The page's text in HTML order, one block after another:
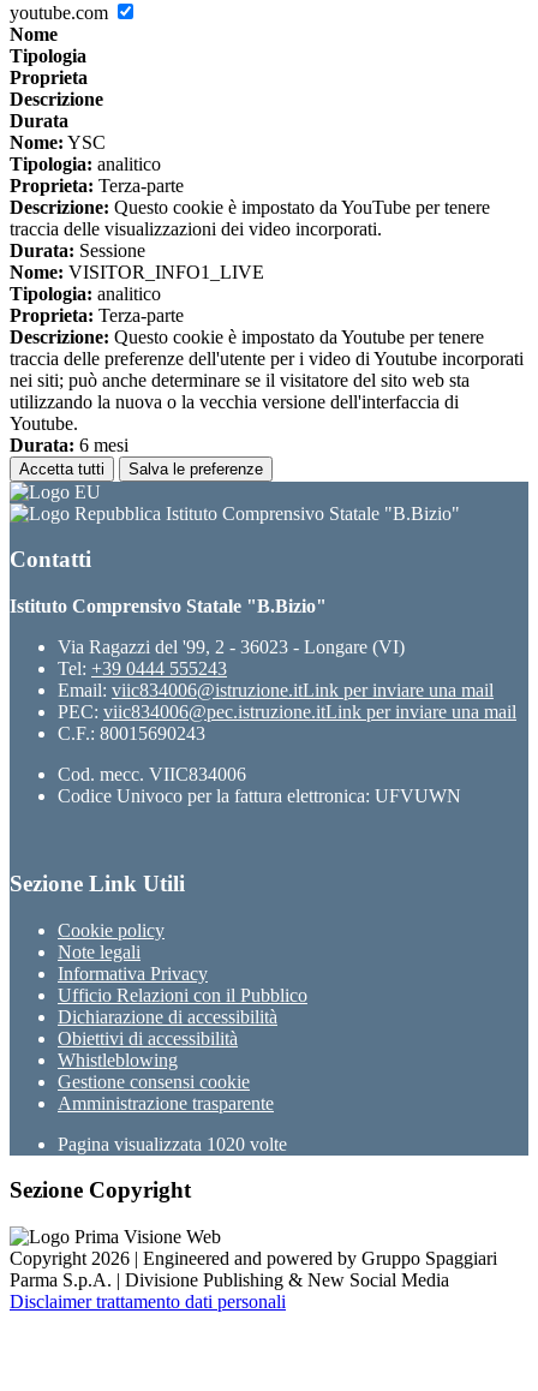
youtube.com
Nome
Tipologia
Proprieta
Descrizione
Durata
Nome: YSC
Tipologia: analitico
Proprieta: Terza-parte
Descrizione: Questo cookie è impostato da YouTube per tenere
traccia delle visualizzazioni dei video incorporati.
Durata: Sessione
Nome: VISITOR_INFO1_LIVE
Tipologia: analitico
Proprieta: Terza-parte
Descrizione: Questo cookie è impostato da Youtube per tenere
traccia delle preferenze dell'utente per i video di Youtube incorporati
nei siti; può anche determinare se il visitatore del sito web sta
utilizzando la nuova o la vecchia versione dell'interfaccia di
Youtube.
Durata: 6 mesi
Accetta tutti Salva le preferenze
Istituto Comprensivo Statale "B.Bizio"
Contatti
Istituto Comprensivo Statale "B.Bizio"
Via Ragazzi del '99, 2 - 36023 - Longare (VI)
Tel: +39 0444 555243
Email: viic834006@istruzione.itLink per inviare una mail
PEC: viic834006@pec.istruzione.itLink per inviare una mail
C.F.: 80015690243
Cod. mecc. VIIC834006
Codice Univoco per la fattura elettronica: UFVUWN
Sezione Link Utili
Cookie policy
Note legali
Informativa Privacy
Ufficio Relazioni con il Pubblico
Dichiarazione di accessibilità
Obiettivi di accessibilità
Whistleblowing
Gestione consensi cookie
Amministrazione trasparente
Pagina visualizzata 1020 volte
Sezione Copyright
Copyright 2026 | Engineered and powered by Gruppo Spaggiari
Parma S.p.A. | Divisione Publishing & New Social Media
Disclaimer trattamento dati personali